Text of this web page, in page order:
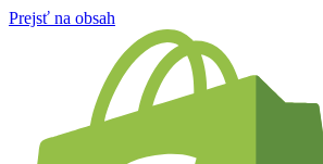
Prejsť na obsah